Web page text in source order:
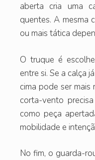
aberta cria uma
quentes. A mesma
ou mais tática
O truque é
entre si. Se a calça
cima pode ser
corta-vento
como peça
mobilidade e
No fim, o guarda-